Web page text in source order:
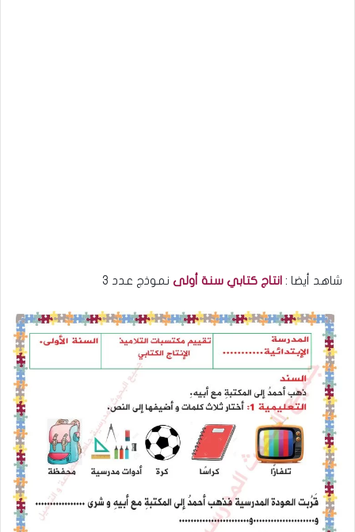
شاهد أيضا : انتاج كتابي سنة أولى نموذج عدد 3